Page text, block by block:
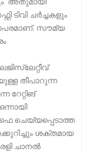
ടിവി ചർച്ചകളും
സൗമ്യ
സ്ലേറ്റീവ്
തീപാറുന്ന
റേറ്റിങ്
ചെയ്യപ്പെടാത്ത
ശക്തമായ
ചാനൽ